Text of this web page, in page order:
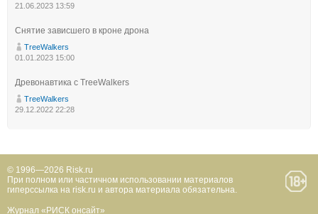
21.06.2023 13:59
Снятие зависшего в кроне дрона
TreeWalkers
01.01.2023 15:00
Древонавтика с TreeWalkers
TreeWalkers
29.12.2022 22:28
© 1996—2026 Risk.ru
При полном или частичном использовании материалов
гиперссылка на risk.ru и автора материала обязательна.
Журнал «РИСК онсайт»